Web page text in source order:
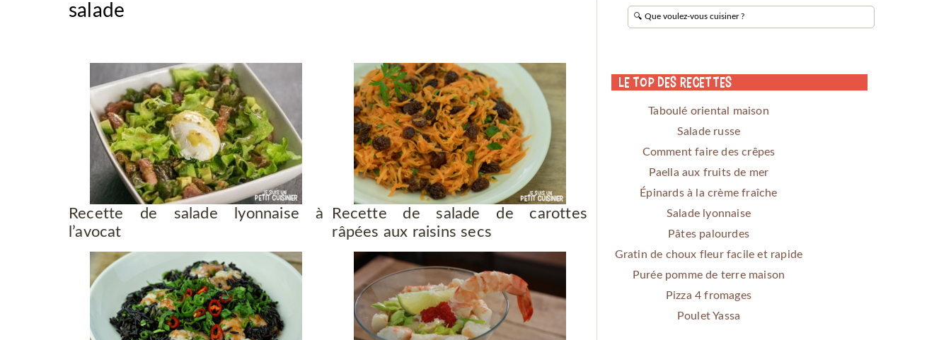
salade
Recette de salade lyonnaise à
l’avocat
Recette de salade de carottes
râpées aux raisins secs
Le Top des Recettes
Taboulé oriental maison
Salade russe
Comment faire des crêpes
Paella aux fruits de mer
Épinards à la crème fraîche
Salade lyonnaise
Pâtes palourdes
Gratin de choux fleur facile et rapide
Purée pomme de terre maison
Pizza 4 fromages
Poulet Yassa